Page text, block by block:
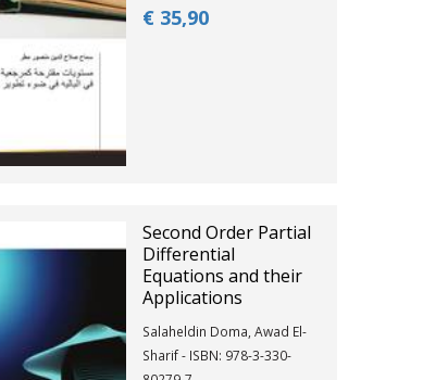
€ 35,90
Second Order Partial
Differential
Equations and their
Applications
Salaheldin Doma, Awad El-
Sharif - ISBN: 978-3-330-